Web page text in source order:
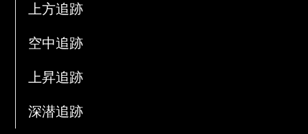
上方追跡
空中追跡
上昇追跡
深潜追跡